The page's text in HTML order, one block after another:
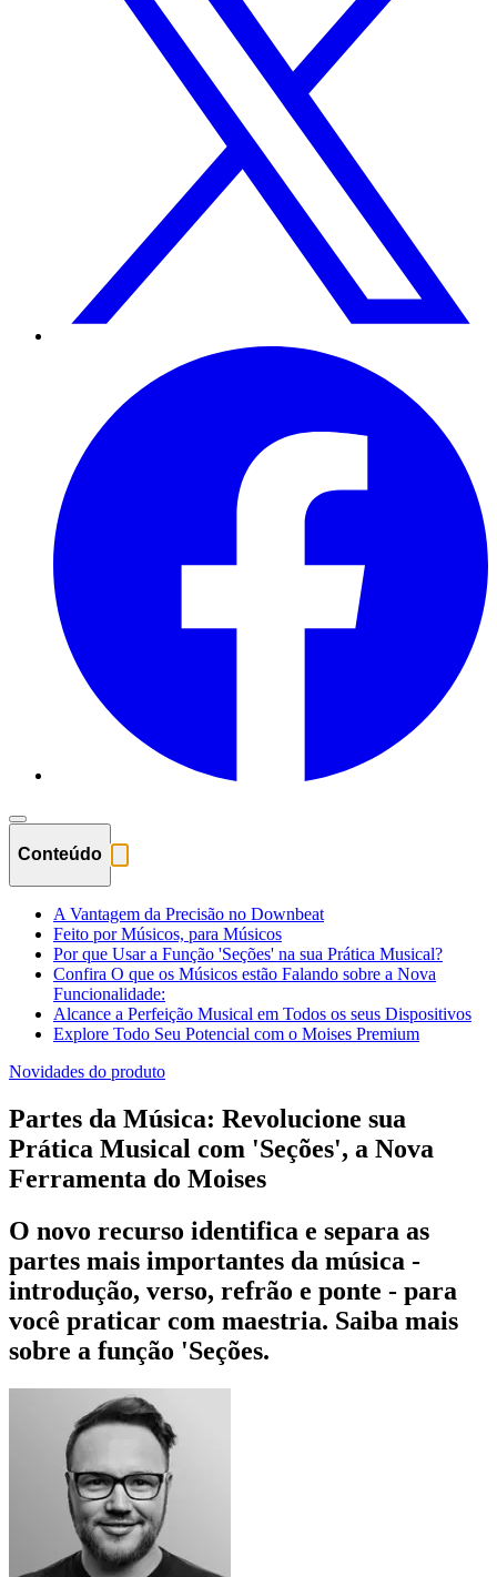
Conteúdo
A Vantagem da Precisão no Downbeat
Feito por Músicos, para Músicos
Por que Usar a Função 'Seções' na sua Prática Musical?
Confira O que os Músicos estão Falando sobre a Nova
Funcionalidade:
Alcance a Perfeição Musical em Todos os seus Dispositivos
Explore Todo Seu Potencial com o Moises Premium
Novidades do produto
Partes da Música: Revolucione sua
Prática Musical com 'Seções', a Nova
Ferramenta do Moises
O novo recurso identifica e separa as
partes mais importantes da música -
introdução, verso, refrão e ponte - para
você praticar com maestria. Saiba mais
sobre a função 'Seções.